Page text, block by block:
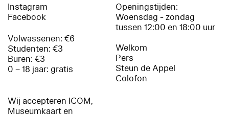
Instagram
Facebook
Volwassenen: €6
Studenten: €3
Buren: €3
0 – 18 jaar: gratis
Wij accepteren ICOM,
Museumkaart en
Openingstijden:
Woensdag - zondag
tussen 12:00 en 18:00 uur
Welkom
Pers
Steun de Appel
Colofon